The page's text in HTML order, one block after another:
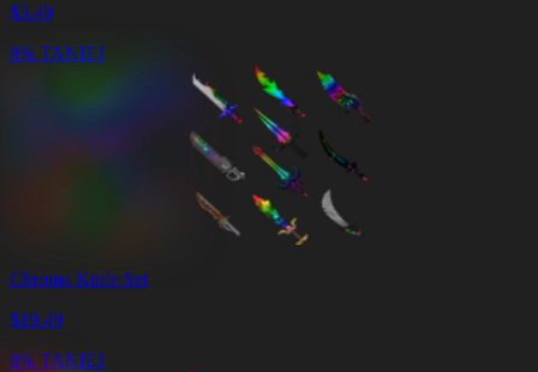
$3.49
8% TANIEJ
Chroma Knife Set
$19.49
8% TANIEJ